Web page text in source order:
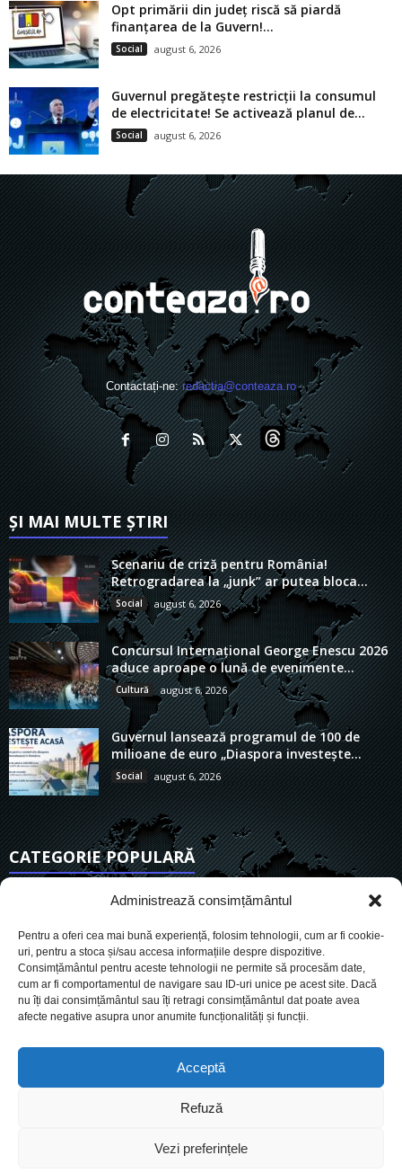
Administrează consimțământul
Pentru a oferi cea mai bună experiență, folosim tehnologii, cum ar fi cookie-
uri, pentru a stoca și/sau accesa informațiile despre dispozitive.
Consimțământul pentru aceste tehnologii ne permite să procesăm date,
cum ar fi comportamentul de navigare sau ID-uri unice pe acest site. Dacă
nu îți dai consimțământul sau îți retragi consimțământul dat poate avea
afecte negative asupra unor anumite funcționalități și funcții.
Acceptă
Refuză
Vezi preferințele
Opt primării din județ riscă să piardă
finanțarea de la Guvern!...
Social august 6, 2026
Guvernul pregătește restricții la consumul
de electricitate! Se activează planul de...
Social august 6, 2026
Contactați-ne:redactia@conteaza.ro
ȘI MAI MULTE ȘTIRI
Scenariu de criză pentru România!
Retrogradarea la „junk” ar putea bloca...
Social august 6, 2026
Concursul Internațional George Enescu 2026
aduce aproape o lună de evenimente...
Cultură august 6, 2026
Guvernul lansează programul de 100 de
milioane de euro „Diaspora investește...
Social august 6, 2026
CATEGORIE POPULARĂ
6901
Social
Politic
Economie
559
Despre Noi Termeni si conditii